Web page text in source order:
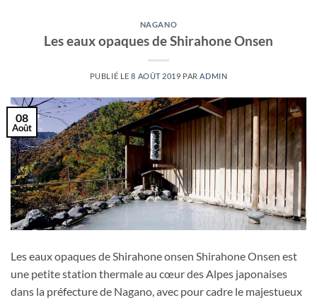
NAGANO
Les eaux opaques de Shirahone Onsen
PUBLIÉ LE8 AOÛT 2019 PARADMIN
08
Août
Les eaux opaques de Shirahone onsen Shirahone Onsen est
une petite station thermale au cœur des Alpes japonaises
dans la préfecture de Nagano, avec pour cadre le majestueux